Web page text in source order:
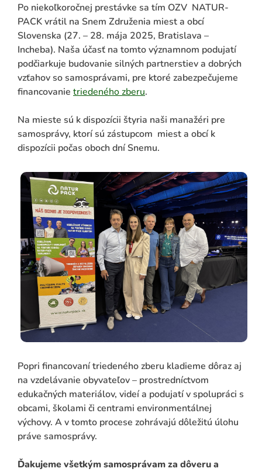
Po niekoľkoročnej prestávke sa tím OZV NATUR-
PACK vrátil na Snem Združenia miest a obcí
Slovenska (27. – 28. mája 2025, Bratislava –
Incheba). Naša účasť na tomto významnom podujatí
podčiarkuje budovanie silných partnerstiev a dobrých
vzťahov so samosprávami, pre ktoré zabezpečujeme
financovanie triedeného zberu.
Na mieste sú k dispozícii štyria naši manažéri pre
samosprávy, ktorí sú zástupcom miest a obcí k
dispozícii počas oboch dní Snemu.
Popri financovaní triedeného zberu kladieme dôraz aj
na vzdelávanie obyvateľov – prostredníctvom
edukačných materiálov, videí a podujatí v spolupráci s
obcami, školami či centrami environmentálnej
výchovy. A v tomto procese zohrávajú dôležitú úlohu
práve samosprávy.
Ďakujeme všetkým samosprávam za dôveru a